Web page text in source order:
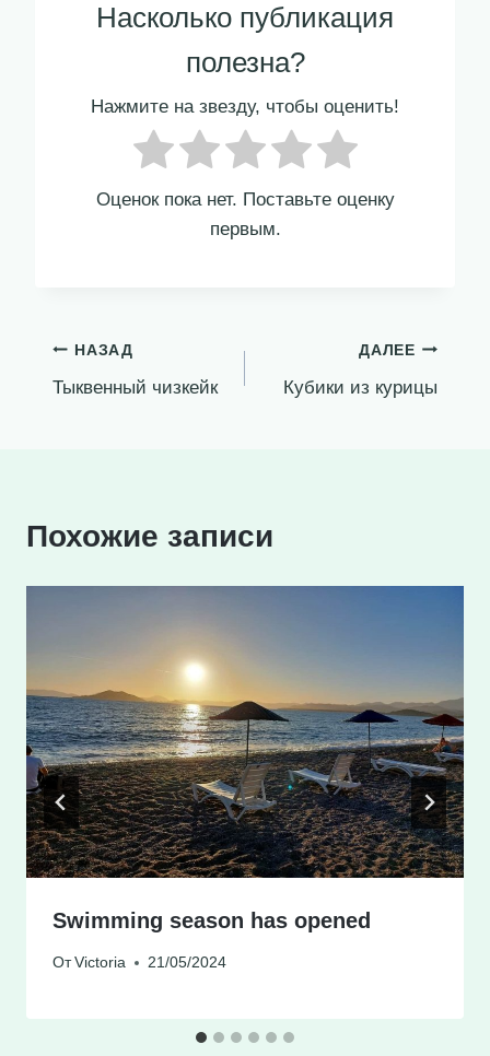
Насколько публикация
полезна?
Нажмите на звезду, чтобы оценить!
Оценок пока нет. Поставьте оценку
первым.
Навигация
по
НАЗАД
Тыквенный чизкейк
ДАЛЕЕ
Кубики из курицы
Похожие записи
Swimming season has opened
От Victoria 21/05/2024